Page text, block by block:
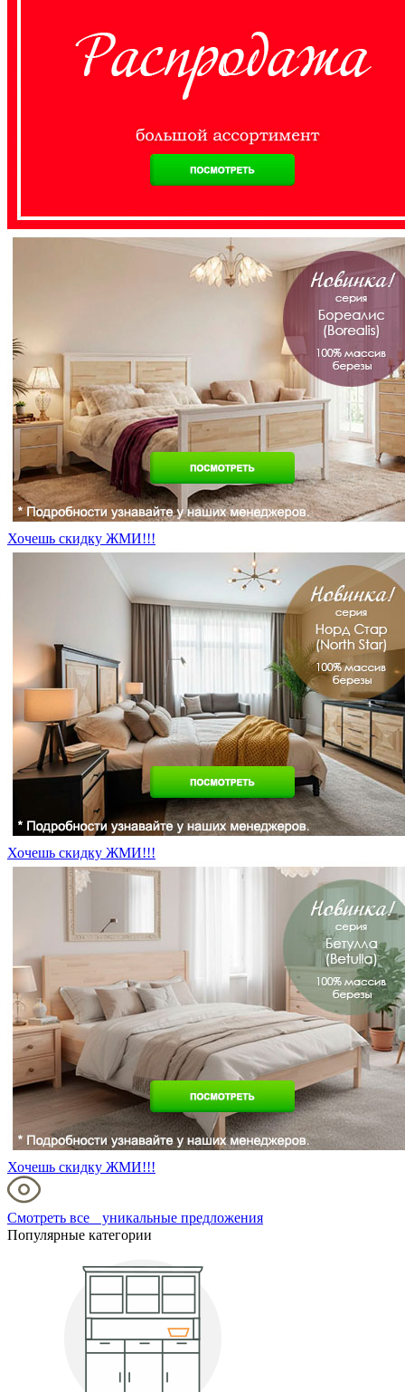
Хочешь скидку ЖМИ!!!
Хочешь скидку ЖМИ!!!
Хочешь скидку ЖМИ!!!
Смотреть все уникальные предложения
Популярные категории